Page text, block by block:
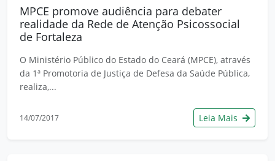
MPCE promove audiência para debater
realidade da Rede de Atenção Psicossocial
de Fortaleza
O Ministério Público do Estado do Ceará (MPCE), através
da 1ª Promotoria de Justiça de Defesa da Saúde Pública,
realiza,...
14/07/2017 Leia Mais